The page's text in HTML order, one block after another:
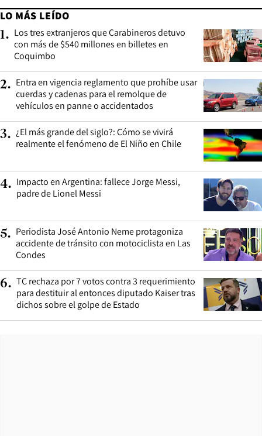
LO MÁS LEÍDO
1. Los tres extranjeros que Carabineros detuvo
con más de $540 millones en billetes en
Coquimbo
2. Entra en vigencia reglamento que prohíbe usar
cuerdas y cadenas para el remolque de
vehículos en panne o accidentados
3. ¿El más grande del siglo?: Cómo se vivirá
realmente el fenómeno de El Niño en Chile
4. Impacto en Argentina: fallece Jorge Messi,
padre de Lionel Messi
5. Periodista José Antonio Neme protagoniza
accidente de tránsito con motociclista en Las
Condes
6. TC rechaza por 7 votos contra 3 requerimiento
para destituir al entonces diputado Kaiser tras
dichos sobre el golpe de Estado